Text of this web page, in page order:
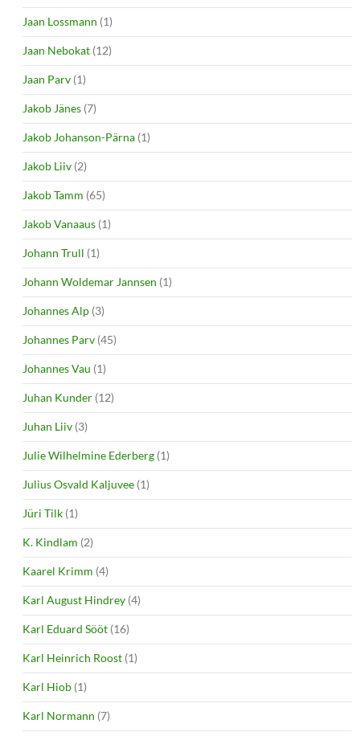
Jaan Lossmann (1)
Jaan Nebokat (12)
Jaan Parv (1)
Jakob Jänes (7)
Jakob Johanson-Pärna (1)
Jakob Liiv (2)
Jakob Tamm (65)
Jakob Vanaaus (1)
Johann Trull (1)
Johann Woldemar Jannsen (1)
Johannes Alp (3)
Johannes Parv (45)
Johannes Vau (1)
Juhan Kunder (12)
Juhan Liiv (3)
Julie Wilhelmine Ederberg (1)
Julius Osvald Kaljuvee (1)
Jüri Tilk (1)
K. Kindlam (2)
Kaarel Krimm (4)
Karl August Hindrey (4)
Karl Eduard Sööt (16)
Karl Heinrich Roost (1)
Karl Hiob (1)
Karl Normann (7)